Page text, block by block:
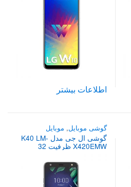
اطلاعات بیشتر
گوشی موبایل, موبایل
گوشی ال جی مدل K40 LM-
X420EMW ظرفیت 32